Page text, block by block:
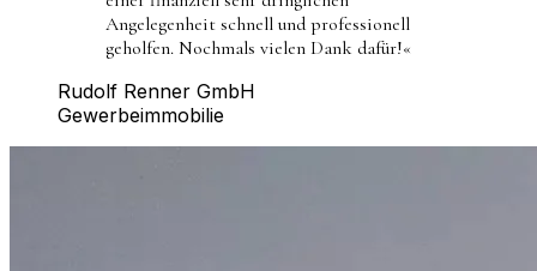
Angelegenheit schnell und professionell
geholfen. Nochmals vielen Dank dafür!«
Rudolf Renner GmbH
Gewerbeimmobilie